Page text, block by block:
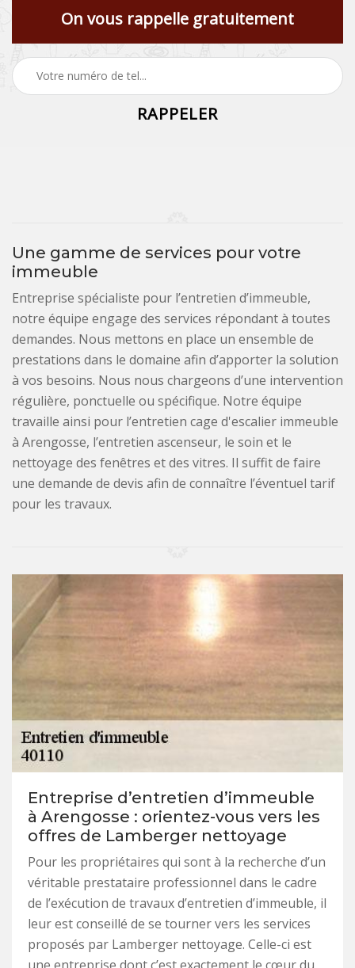
On vous rappelle gratuitement
Une gamme de services pour votre
immeuble
Entreprise spécialiste pour l’entretien d’immeuble,
notre équipe engage des services répondant à toutes
demandes. Nous mettons en place un ensemble de
prestations dans le domaine afin d’apporter la solution
à vos besoins. Nous nous chargeons d’une intervention
régulière, ponctuelle ou spécifique. Notre équipe
travaille ainsi pour l’entretien cage d'escalier immeuble
à Arengosse, l’entretien ascenseur, le soin et le
nettoyage des fenêtres et des vitres. Il suffit de faire
une demande de devis afin de connaître l’éventuel tarif
pour les travaux.
Entreprise d’entretien d’immeuble
à Arengosse : orientez-vous vers les
offres de Lamberger nettoyage
Pour les propriétaires qui sont à la recherche d’un
véritable prestataire professionnel dans le cadre
de l’exécution de travaux d’entretien d’immeuble, il
leur est conseillé de se tourner vers les services
proposés par Lamberger nettoyage. Celle-ci est